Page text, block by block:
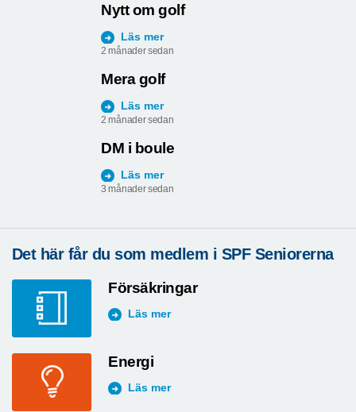
Nytt om golf
Läs mer
2 månader sedan
Mera golf
Läs mer
2 månader sedan
DM i boule
Läs mer
3 månader sedan
Det här får du som medlem i SPF Seniorerna
Försäkringar
Läs mer
Energi
Läs mer